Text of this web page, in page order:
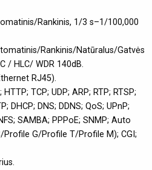
Rankinis, 1/3 s–1/100,000
Rankinis/Natūralus/Gatvės
/ HLC/ WDR 140dB.
RJ45).
TCP; UDP; ARP; RTP; RTSP;
DHCP; DNS; DDNS; QoS; UPnP;
SAMBA; PPPoE; SNMP; Auto
Profile G/Profile T/Profile M); CGI;